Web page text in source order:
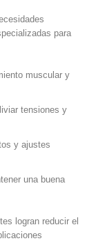
para
muscular y
tensiones y
y ajustes
una buena
logran reducir el